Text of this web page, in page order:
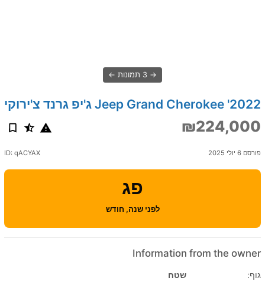
3 תמונות
2022' Jeep Grand Cherokee ג'יפ גרנד צ'ירוקי
₪224,000
פורסם 6 יולי 2025 ID: qACYAX
פג
לפני שנה, חודש
Information from the owner
גוף:
שטח